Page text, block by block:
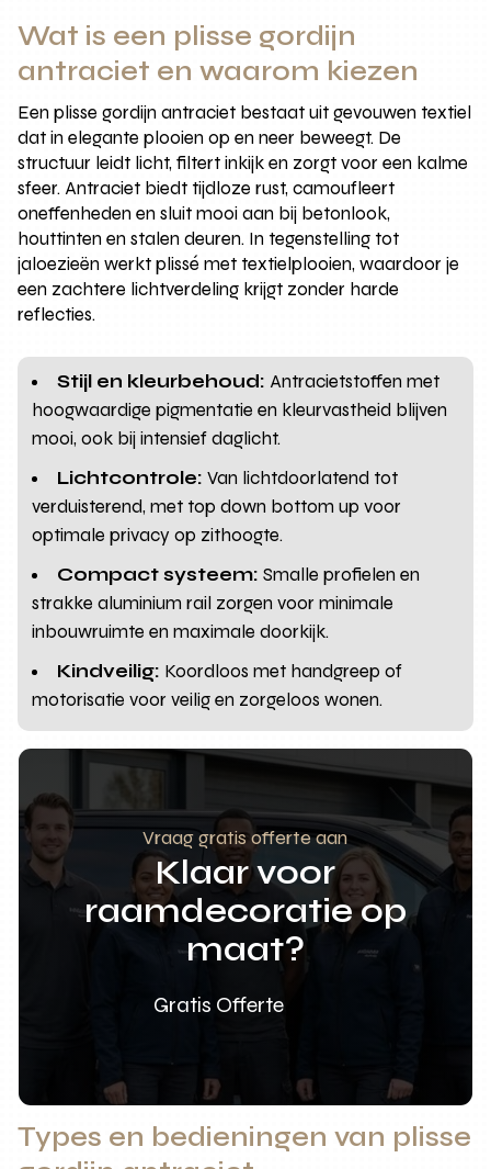
Wat is een plisse gordijn
antraciet en waarom kiezen
Een plisse gordijn antraciet bestaat uit gevouwen textiel
dat in elegante plooien op en neer beweegt. De
structuur leidt licht, filtert inkijk en zorgt voor een kalme
sfeer. Antraciet biedt tijdloze rust, camoufleert
oneffenheden en sluit mooi aan bij betonlook,
houttinten en stalen deuren. In tegenstelling tot
jaloezieën werkt plissé met textielplooien, waardoor je
een zachtere lichtverdeling krijgt zonder harde
reflecties.
Stijl en kleurbehoud: Antracietstoffen met
hoogwaardige pigmentatie en kleurvastheid blijven
mooi, ook bij intensief daglicht.
Lichtcontrole: Van lichtdoorlatend tot
verduisterend, met top down bottom up voor
optimale privacy op zithoogte.
Compact systeem: Smalle profielen en
strakke aluminium rail zorgen voor minimale
inbouwruimte en maximale doorkijk.
Kindveilig: Koordloos met handgreep of
motorisatie voor veilig en zorgeloos wonen.
Vraag gratis offerte aan
Klaar voor
raamdecoratie op
maat?
Gratis Offerte
Types en bedieningen van plisse